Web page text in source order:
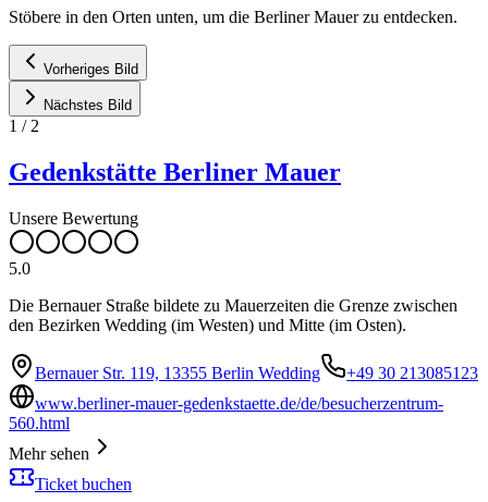
Stöbere in den Orten unten, um die Berliner Mauer zu entdecken.
Vorheriges Bild
Nächstes Bild
1 / 2
Gedenkstätte Berliner Mauer
Unsere Bewertung
5.0
Die Bernauer Straße bildete zu Mauerzeiten die Grenze zwischen
den Bezirken Wedding (im Westen) und Mitte (im Osten).
Bernauer Str. 119, 13355 Berlin Wedding
+49 30 213085123
www.berliner-mauer-gedenkstaette.de/de/besucherzentrum-
560.html
Mehr sehen
Ticket buchen